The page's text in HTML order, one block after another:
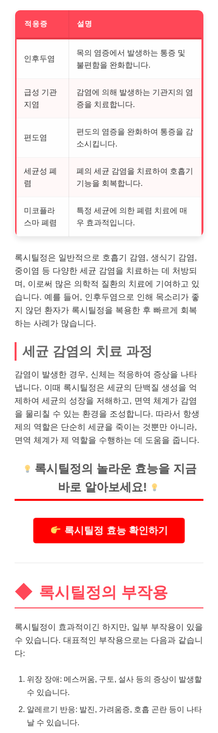
적응증 설명
인후두염
목의 염증에서 발생하는 통증 및
불편함을 완화합니다.
급성 기관
지염
감염에 의해 발생하는 기관지의 염
증을 치료합니다.
편도염
편도의 염증을 완화하여 통증을 감
소시킵니다.
세균성 폐
렴
폐의 세균 감염을 치료하여 호흡기
기능을 회복합니다.
미코플라
스마 폐렴
특정 세균에 의한 폐렴 치료에 매
우 효과적입니다.
록시틸정은 일반적으로 호흡기 감염, 생식기 감염,
중이염 등 다양한 세균 감염을 치료하는 데 처방되
며, 이로써 많은 의학적 질환의 치료에 기여하고 있
습니다. 예를 들어, 인후두염으로 인해 목소리가 좋
지 않던 환자가 록시틸정을 복용한 후 빠르게 회복
하는 사례가 많습니다.
세균 감염의 치료 과정
감염이 발생한 경우, 신체는 적응하여 증상을 나타
냅니다. 이때 록시틸정은 세균의 단백질 생성을 억
제하여 세균의 성장을 저해하고, 면역 체계가 감염
을 물리칠 수 있는 환경을 조성합니다. 따라서 항생
제의 역할은 단순히 세균을 죽이는 것뿐만 아니라,
면역 체계가 제 역할을 수행하는 데 도움을 줍니다.
록시틸정의 놀라운 효능을 지금
바로 알아보세요!
록시틸정 효능 확인하기
록시틸정의 부작용
록시틸정이 효과적이긴 하지만, 일부 부작용이 있을
수 있습니다. 대표적인 부작용으로는 다음과 같습니
다:
위장 장애: 메스꺼움, 구토, 설사 등의 증상이 발생할
수 있습니다.
알레르기 반응: 발진, 가려움증, 호흡 곤란 등이 나타
날 수 있습니다.